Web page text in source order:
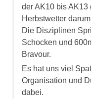
der AK10 bis
Herbstwetter
Die Disziplinen
Schocken und
Bravour.
Es hat uns viel
Organisation und
dabei.